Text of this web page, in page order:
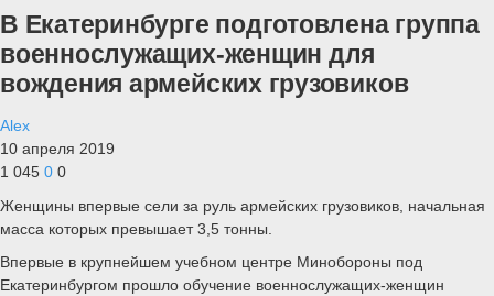
В Екатеринбурге подготовлена группа
военнослужащих-женщин для
вождения армейских грузовиков
Alex
10 апреля 2019
1 045 0 0
Женщины впервые сели за руль армейских грузовиков, начальная
масса которых превышает 3,5 тонны.
Впервые в крупнейшем учебном центре Минобороны под
Екатеринбургом прошло обучение военнослужащих-женщин